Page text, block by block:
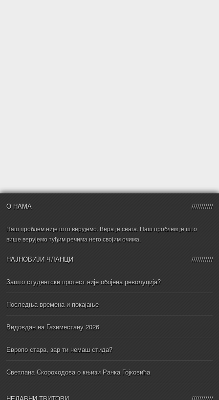
О НАМА
Наш проблем није што верујемо. Вера је снага. Наш проблем је што
више верујемо туђим речима него својим очима.
НАЈНОВИЈИ ЧЛАНЦИ
Зашто студентски протест није обојена револуција?
Последња времена и покајање
Видовдан на Газиместану 2026
Европо стара, зар ти немаш стида?
Светлана Скороходова о књизи Ранка Гојковића